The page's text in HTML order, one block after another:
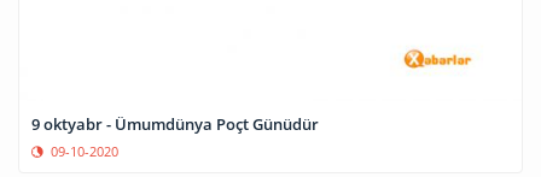
9 oktyabr - Ümumdünya Poçt Günüdür
09-10-2020